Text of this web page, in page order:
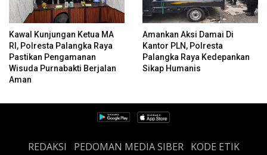
Kawal Kunjungan Ketua MA
RI, Polresta Palangka Raya
Pastikan Pengamanan
Wisuda Purnabakti Berjalan
Aman
Amankan Aksi Damai Di
Kantor PLN, Polresta
Palangka Raya Kedepankan
Sikap Humanis
REDAKSI PEDOMAN MEDIA SIBER
KODE ETIK